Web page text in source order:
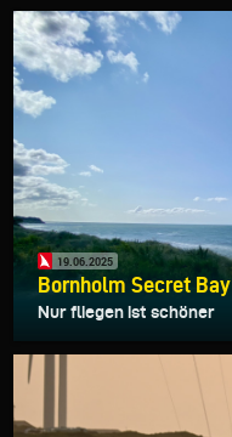
19.06.2025
Bornholm Secret Bay
Nur fliegen ist schöner